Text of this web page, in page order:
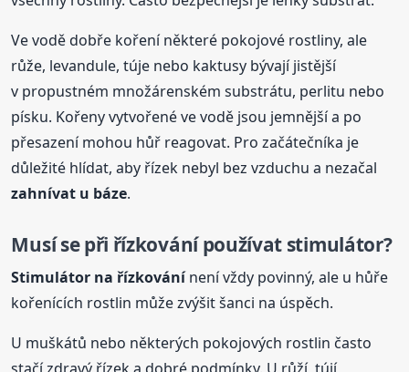
Ve vodě dobře koření některé pokojové rostliny, ale
růže, levandule, túje nebo kaktusy bývají jistější
v propustném množárenském substrátu, perlitu nebo
písku. Kořeny vytvořené ve vodě jsou jemnější a po
přesazení mohou hůř reagovat. Pro začátečníka je
důležité hlídat, aby řízek nebyl bez vzduchu a nezačal
zahnívat u báze.
Musí se při řízkování používat stimulátor?
Stimulátor na řízkovánínení vždy povinný, ale u hůře
kořenících rostlin může zvýšit šanci na úspěch.
U muškátů nebo některých pokojových rostlin často